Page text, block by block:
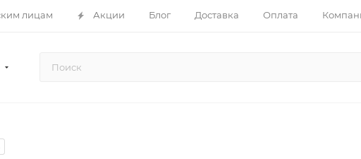
лицам Акции Блог Доставка Оплата